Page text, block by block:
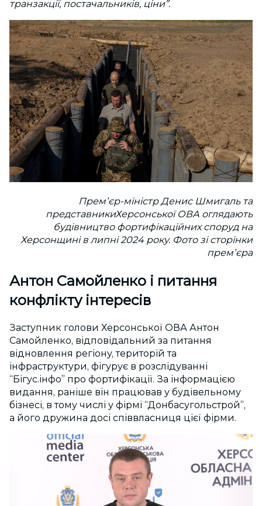
транзакції, постачальників, ціни”.
Премʼєр-міністр Денис Шмигаль та
представникиХерсонської ОВА оглядають
будівництво фортифікаційних споруд на
Херсонщині в липні 2024 року. Фото зі сторінки
премʼєра
Антон Самойленко і питання
конфлікту інтересів
Заступник голови Херсонської ОВА Антон
Самойленко, відповідальний за питання
відновлення регіону, територій та
інфраструктури, фігурує в розслідуванні
“Бігус.інфо” про фортифікації. За інформацією
видання, раніше він працював у будівельному
бізнесі, в тому числі у фірмі “Донбасугольстрой”,
а його дружина досі співвласниця цієї фірми.